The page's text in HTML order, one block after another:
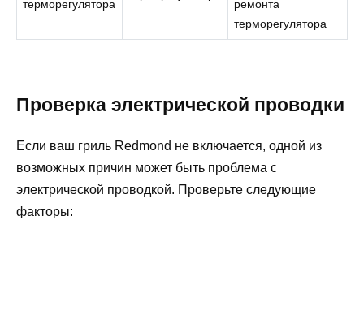
терморегулятора
ремонта
терморегулятора
Проверка электрической проводки
Если ваш гриль Redmond не включается, одной из
возможных причин может быть проблема с
электрической проводкой. Проверьте следующие
факторы: